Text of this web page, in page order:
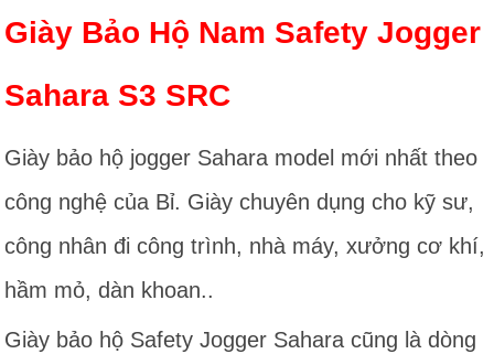
Giày Bảo Hộ Nam Safety Jogger
Sahara S3 SRC
Giày bảo hộ jogger Sahara model mới nhất theo
công nghệ của Bỉ. Giày chuyên dụng cho kỹ sư,
công nhân đi công trình, nhà máy, xưởng cơ khí,
hầm mỏ, dàn khoan..
Giày bảo hộ Safety Jogger Sahara cũng là dòng